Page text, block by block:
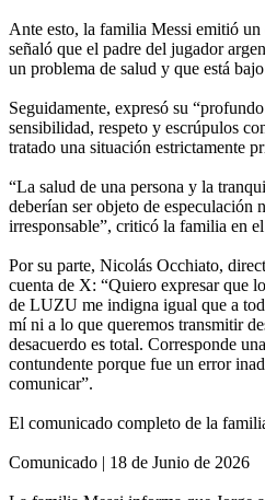
Ante esto, la familia Messi emitió
señaló que el padre del jugador
un problema de salud y que está
Seguidamente, expresó su
sensibilidad, respeto y escrúpulos
tratado una situación estrictamente
“La salud de una persona y la
deberían ser objeto de especulación
irresponsable”, criticó la familia en
Por su parte, Nicolás Occhiato,
cuenta de X: “Quiero expresar que
de LUZU me indigna igual que a
mí ni a lo que queremos transmitir
desacuerdo es total. Corresponde
contundente porque fue un error
comunicar”.
El comunicado completo de la
Comunicado | 18 de Junio de 2026